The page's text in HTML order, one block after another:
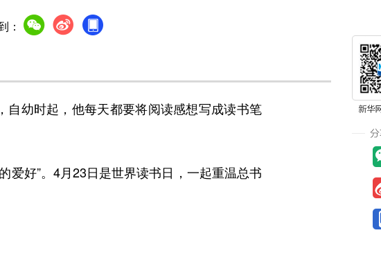
：
幼时起，他每天都要将阅读感想写成读书笔
好”。4月23日是世界读书日，一起重温总书